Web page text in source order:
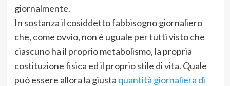
giornalmente.
In sostanza il cosiddetto fabbisogno giornaliero
che, come ovvio, non è uguale per tutti visto che
ciascuno ha il proprio metabolismo, la propria
costituzione fisica ed il proprio stile di vita. Quale
può essere allora la giusta quantità giornaliera di